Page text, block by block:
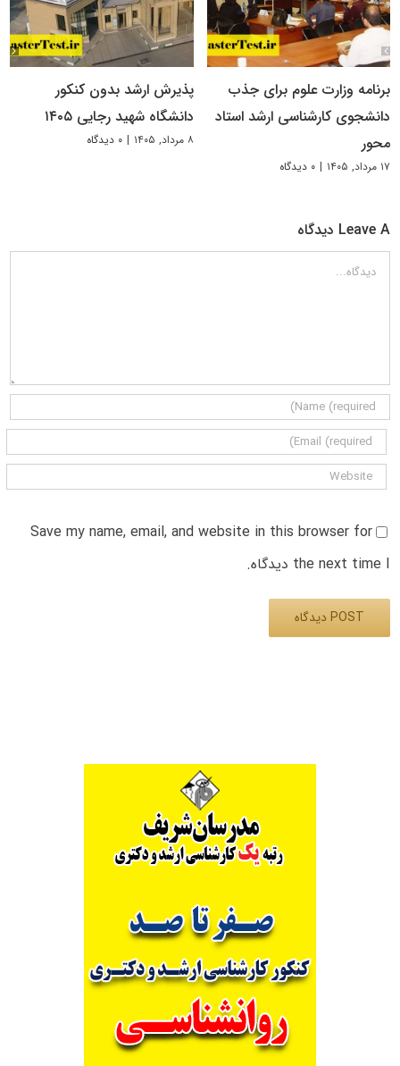
برنامه وزارت علوم برای جذب
دانشجوی کارشناسی ارشد استاد
محور
۱۷ مرداد, ۱۴۰۵ | ۰ دیدگاه
پذیرش ارشد بدون کنکور
دانشگاه شهید رجایی ۱۴۰۵
۸ مرداد, ۱۴۰۵ | ۰ دیدگاه
Leave A دیدگاه
دیدگاه
Save my name, email, and website in this browser for
the next time I دیدگاه.